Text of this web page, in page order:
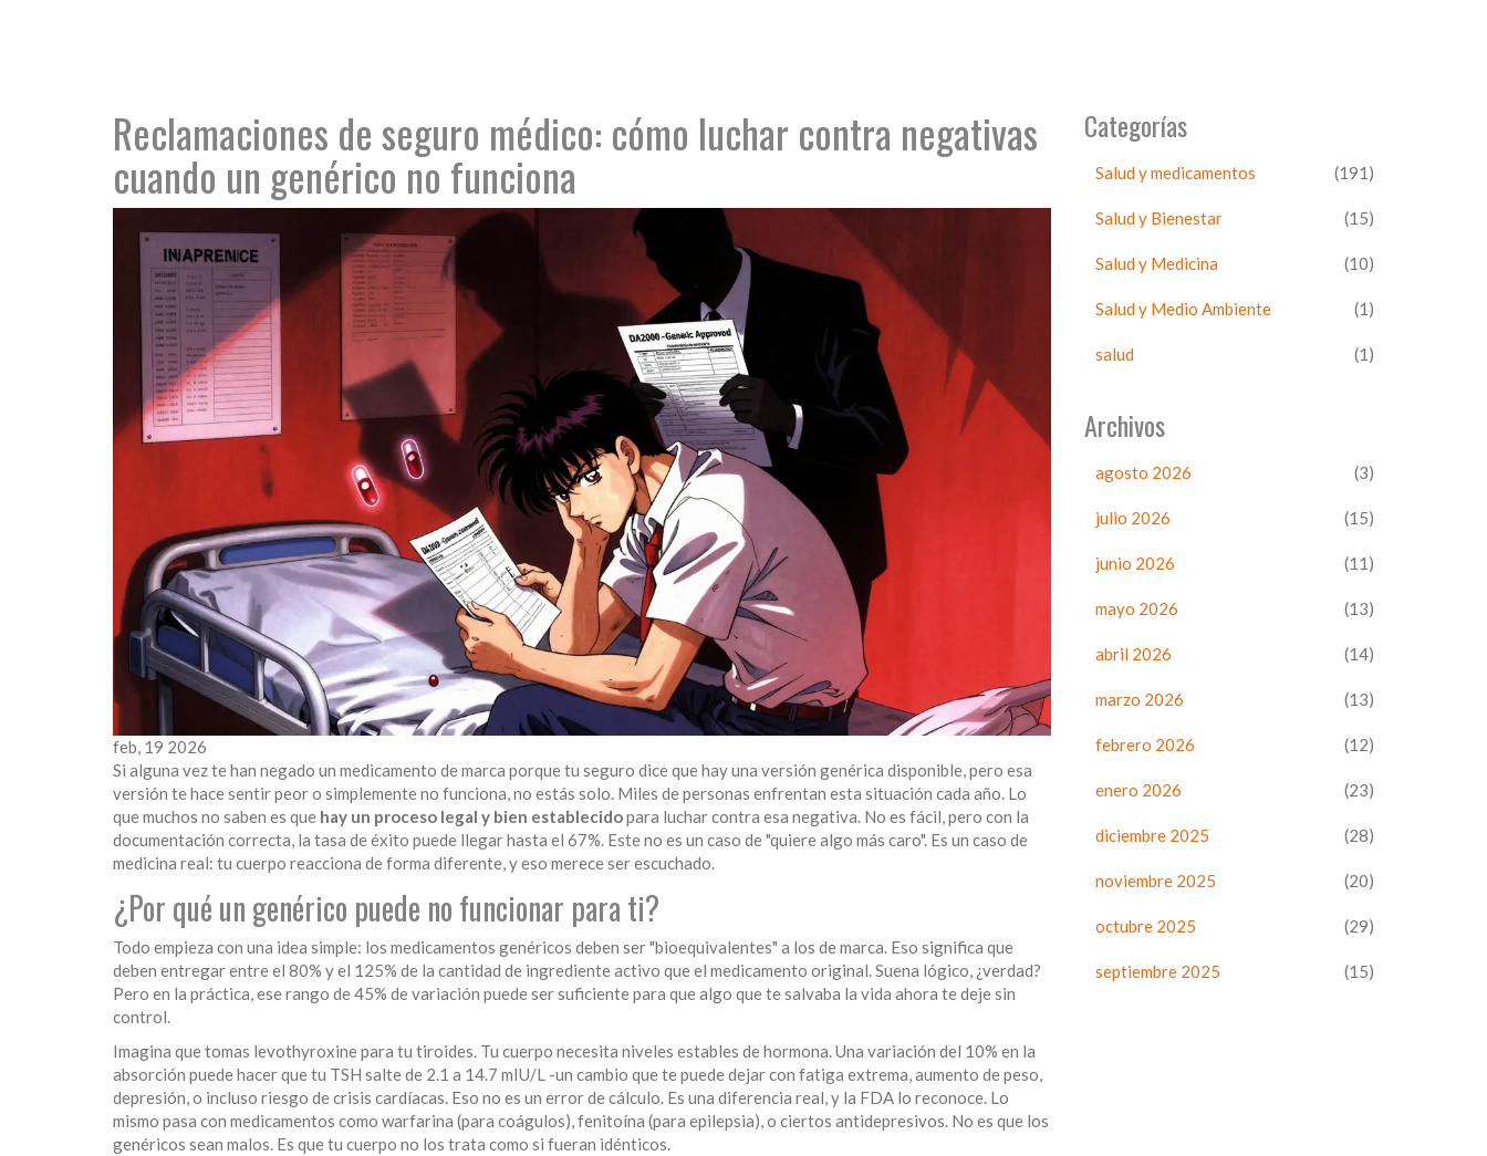
Reclamaciones de seguro médico: cómo luchar contra negativas
cuando un genérico no funciona
feb, 19 2026
Si alguna vez te han negado un medicamento de marca porque tu seguro dice que hay una versión genérica disponible, pero esa
versión te hace sentir peor o simplemente no funciona, no estás solo. Miles de personas enfrentan esta situación cada año. Lo
que muchos no saben es que hay un proceso legal y bien establecidopara luchar contra esa negativa. No es fácil, pero con la
documentación correcta, la tasa de éxito puede llegar hasta el 67%. Este no es un caso de "quiere algo más caro". Es un caso de
medicina real: tu cuerpo reacciona de forma diferente, y eso merece ser escuchado.
¿Por qué un genérico puede no funcionar para ti?
Todo empieza con una idea simple: los medicamentos genéricos deben ser "bioequivalentes" a los de marca. Eso significa que
deben entregar entre el 80% y el 125% de la cantidad de ingrediente activo que el medicamento original. Suena lógico, ¿verdad?
Pero en la práctica, ese rango de 45% de variación puede ser suficiente para que algo que te salvaba la vida ahora te deje sin
control.
Imagina que tomas levothyroxine para tu tiroides. Tu cuerpo necesita niveles estables de hormona. Una variación del 10% en la
absorción puede hacer que tu TSH salte de 2.1 a 14.7 mIU/L -un cambio que te puede dejar con fatiga extrema, aumento de peso,
depresión, o incluso riesgo de crisis cardíacas. Eso no es un error de cálculo. Es una diferencia real, y la FDA lo reconoce. Lo
mismo pasa con medicamentos como warfarina (para coágulos), fenitoína (para epilepsia), o ciertos antidepresivos. No es que los
genéricos sean malos. Es que tu cuerpo no los trata como si fueran idénticos.
Categorías
Salud y medicamentos (191)
Salud y Bienestar (15)
Salud y Medicina (10)
Salud y Medio Ambiente (1)
salud (1)
Archivos
agosto 2026 (3)
julio 2026 (15)
junio 2026 (11)
mayo 2026 (13)
abril 2026 (14)
marzo 2026 (13)
febrero 2026 (12)
enero 2026 (23)
diciembre 2025 (28)
noviembre 2025 (20)
octubre 2025 (29)
septiembre 2025 (15)